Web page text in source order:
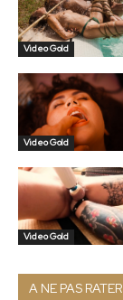
Video Gold
Video Gold
Video Gold
A NE PAS RATER